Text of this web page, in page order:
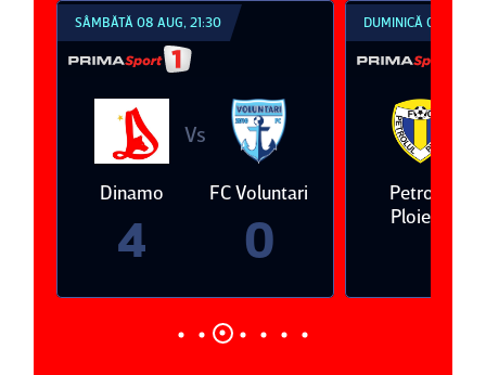
SÂMBĂTĂ 08 AUG, 21:30
Dinamo
4
Vs
FC Voluntari
0
DUMINICĂ 09 AUG,
Petrolul
Ploieşti